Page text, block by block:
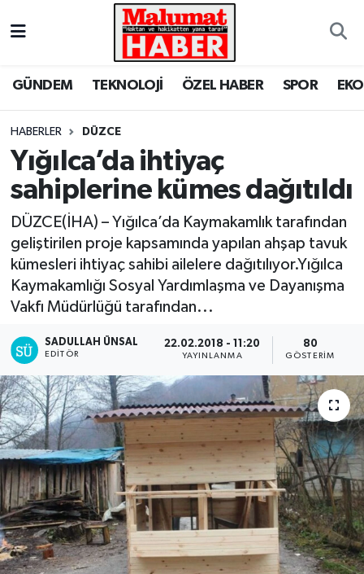
GÜNDEM TEKNOLOJİ ÖZEL HABER SPOR
HABERLER DÜZCE
Yığılca’da ihtiyaç
sahiplerine kümes dağıtıldı
DÜZCE(İHA) – Yığılca’da Kaymakamlık tarafından
geliştirilen proje kapsamında yapılan ahşap tavuk
kümesleri ihtiyaç sahibi ailelere dağıtılıyor.Yığılca
Kaymakamlığı Sosyal Yardımlaşma ve Dayanışma
Vakfı Müdürlüğü tarafından...
SADULLAH ÜNSAL
EDITÖR
22.02.2018 - 11:20
YAYINLANMA
80
GÖSTERIM
Nöbetçi Eczaneler
Süper Lig Puan Durumu ve Fikstür
Tüm Manşetler
Son Dakika Haberleri
Haber Arşivi